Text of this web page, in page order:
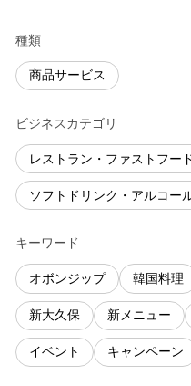
種類
商品サービス
ビジネスカテゴリ
レストラン・ファストフー
ソフトドリンク・アルコー
キーワード
オボンジップ 韓国料理
新大久保 新メニュー
イベント キャンペーン